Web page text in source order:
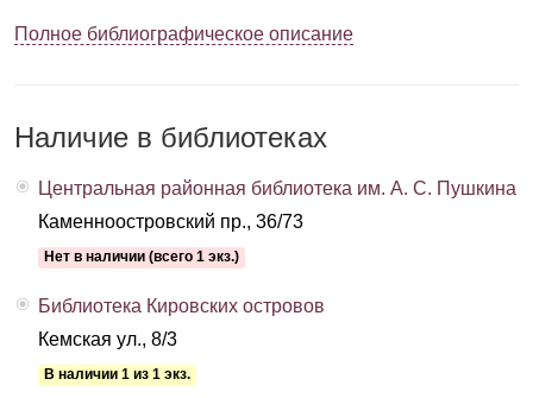
Полное библиографическое описание
Наличие в библиотеках
Центральная районная библиотека им. А. С. Пушкина
Каменноостровский пр., 36/73
Нет в наличии (всего 1 экз.)
Библиотека Кировских островов
Кемская ул., 8/3
В наличии 1 из 1 экз.